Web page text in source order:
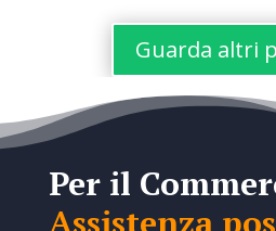
Guarda altri
Per il
Assistenza